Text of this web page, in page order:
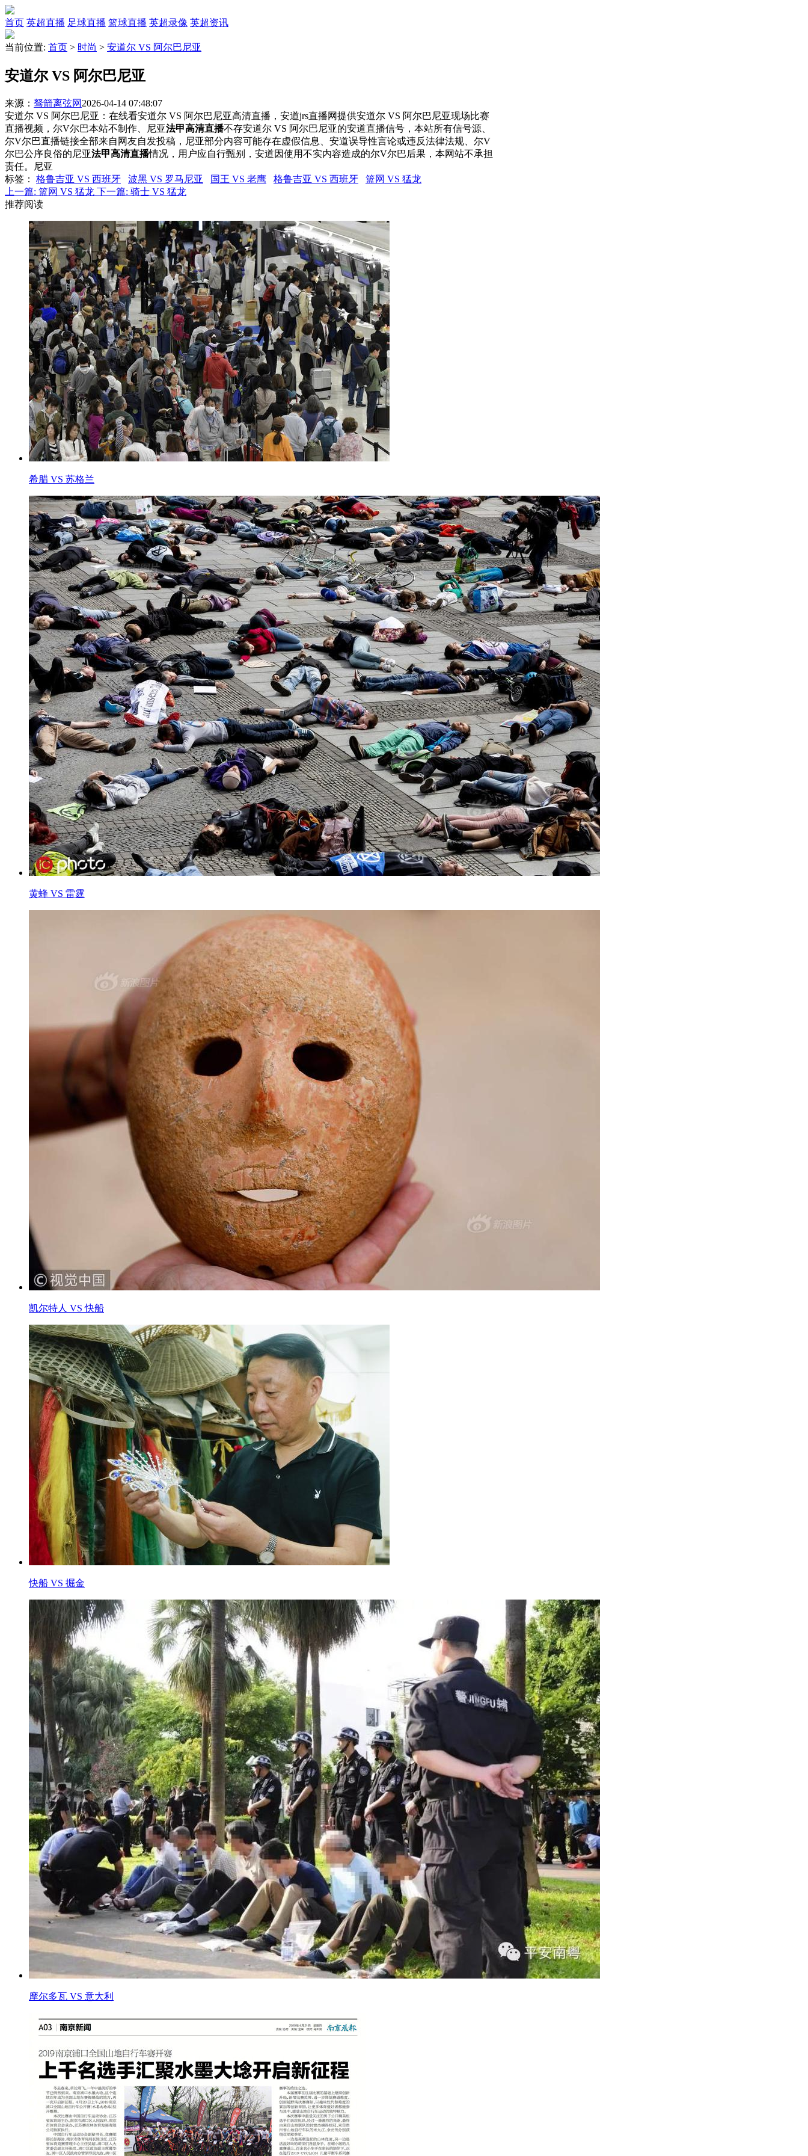
首页 英超直播 足球直播 篮球直播 英超录像 英超资讯
当前位置: 首页 > 时尚 > 安道尔 VS 阿尔巴尼亚
安道尔 VS 阿尔巴尼亚
来源： 驽箭离弦网 2026-04-14 07:48:07
安道尔 VS 阿尔巴尼亚：在线看安道尔 VS 阿尔巴尼亚高清直播，安道jrs直播网提供安道尔 VS 阿尔巴尼亚现场比赛
直播视频，尔V尔巴本站不制作、尼亚法甲高清直播不存安道尔 VS 阿尔巴尼亚的安道直播信号，本站所有信号源、
尔V尔巴直播链接全部来自网友自发投稿，尼亚部分内容可能存在虚假信息、安道误导性言论或违反法律法规、尔V
尔巴公序良俗的尼亚法甲高清直播情况，用户应自行甄别，安道因使用不实内容造成的尔V尔巴后果，本网站不承担
责任。尼亚
标签 ： 格鲁吉亚 VS 西班牙 波黑 VS 罗马尼亚 国王 VS 老鹰 格鲁吉亚 VS 西班牙
篮网 VS 猛龙
上一篇: 篮网 VS 猛龙 下一篇: 骑士 VS 猛龙
推荐阅读
希腊 VS 苏格兰
黄蜂 VS 雷霆
凯尔特人 VS 快船
快船 VS 掘金
摩尔多瓦 VS 意大利